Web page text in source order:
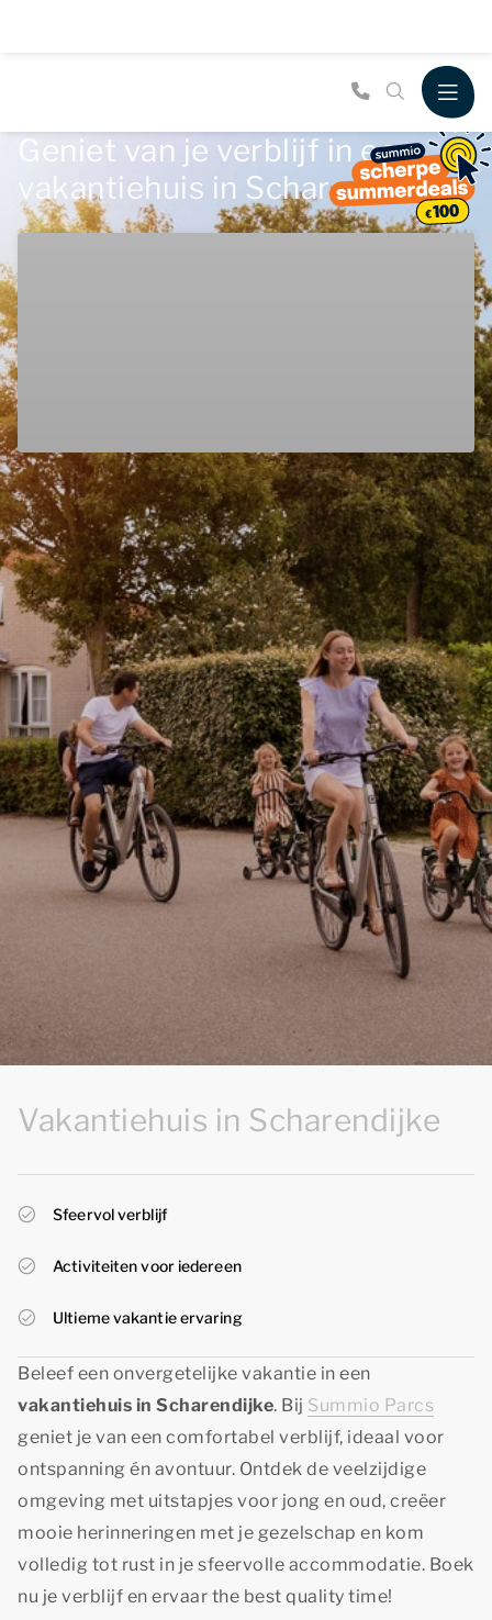
Geniet van je verblijf in een
vakantiehuis in Scharendijke
Vakantiehuis in Scharendijke
Sfeervol verblijf
Activiteiten voor iedereen
Ultieme vakantie ervaring
Beleef een onvergetelijke vakantie in een
vakantiehuis in Scharendijke. Bij Summio Parcs
geniet je van een comfortabel verblijf, ideaal voor
ontspanning én avontuur. Ontdek de veelzijdige
omgeving met uitstapjes voor jong en oud, creëer
mooie herinneringen met je gezelschap en kom
volledig tot rust in je sfeervolle accommodatie. Boek
nu je verblijf en ervaar the best quality time!